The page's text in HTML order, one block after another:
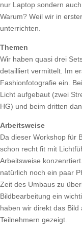
nur Laptop sondern
Warum? Weil wir in
unterrichten.
Themen
Wir haben quasi drei
detailliert vermittelt. Im
Fashionfotografie ein.
Licht aufgebaut (zwei
HG) und beim dritten
Arbeitsweise
Da dieser Workshop für
schon recht fit mit
Arbeitsweise
natürlich noch ein paar
Zeit des Umbaus zu
Bildbearbeitung ein
haben wir direkt das
Teilnehmern gezeigt.